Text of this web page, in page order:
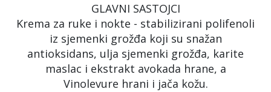
GLAVNI SASTOJCI
Krema za ruke i nokte - stabilizirani polifenoli
iz sjemenki grožđa koji su snažan
antioksidans, ulja sjemenki grožđa, karite
maslac i ekstrakt avokada hrane, a
Vinolevure hrani i jača kožu.